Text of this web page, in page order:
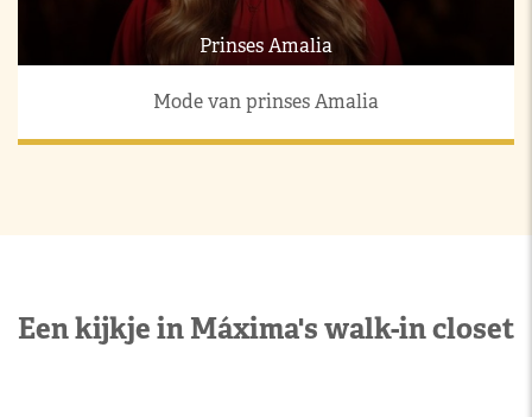
Prinses Amalia
Mode van prinses Amalia
Een kijkje in Máxima's walk-in closet